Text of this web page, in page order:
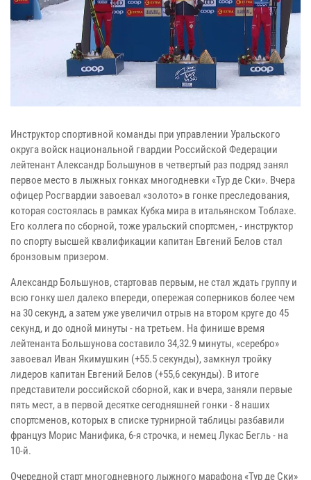
Инструктор спортивной команды при управлении Уральского
округа войск национальной гвардии Российской Федерации
лейтенант Александр Большунов в четвертый раз подряд занял
первое место в лыжных гонках многодневки «Тур де Ски». Вчера
офицер Росгвардии завоевал «золото» в гонке преследования,
которая состоялась в рамках Кубка мира в итальянском Тоблахе.
Его коллега по сборной, тоже уральский спортсмен, - инструктор
по спорту высшей квалификации капитан Евгений Белов стал
бронзовым призером.
Александр Большунов, стартовав первым, не стал ждать группу и
всю гонку шел далеко впереди, опережая соперников более чем
на 30 секунд, а затем уже увеличил отрыв на втором круге до 45
секунд, и до одной минуты - на третьем. На финише время
лейтенанта Большунова составило 34,32.9 минуты, «серебро»
завоевал Иван Якимушкин (+55.5 секунды), замкнул тройку
лидеров капитан Евгений Белов (+55,6 секунды). В итоге
представители российской сборной, как и вчера, заняли первые
пять мест, а в первой десятке сегодняшней гонки - 8 наших
спортсменов, которых в списке турнирной таблицы разбавили
француз Морис Манифика, 6-я строчка, и немец Лукас Бегль - на
10-й.
Очередной старт многодневного лыжного марафона «Тур де Ски»